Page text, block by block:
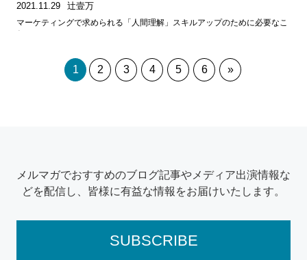
2021.11.29 辻壹万
マーケティングで求められる「人間理解」スキルアップのために必要なこ
と
1 2 3 4 5 6 »
メルマガでおすすめのブログ記事やメディア出演情報な
どを配信し、皆様に有益な情報をお届けいたします。
SUBSCRIBE